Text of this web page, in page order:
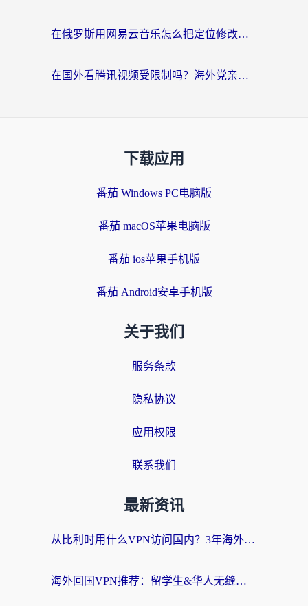
在俄罗斯用网易云音乐怎么把定位修改到中国国内？海外党听歌自由的钥匙找到了
在国外看腾讯视频受限制吗？海外党亲测有效的回国加速器选择指南
下载应用
番茄 Windows PC电脑版
番茄 macOS苹果电脑版
番茄 ios苹果手机版
番茄 Android安卓手机版
关于我们
服务条款
隐私协议
应用权限
联系我们
最新资讯
从比利时用什么VPN访问国内？3年海外党亲测有效的无缝回国上网指南
海外回国VPN推荐：留学生&华人无缝访问国内资源的实用指南